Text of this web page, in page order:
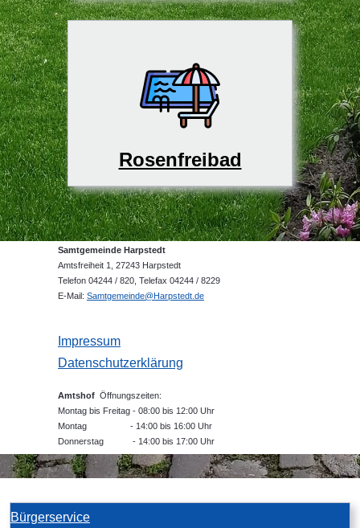
Rosenfreibad
Samtgemeinde Harpstedt
Amtsfreiheit 1, 27243 Harpstedt
Telefon 04244 / 820, Telefax 04244 / 8229
E-Mail: Samtgemeinde@Harpstedt.de
Impressum
Datenschutzerklärung
Amtshof Öffnungszeiten:
Montag bis Freitag - 08:00 bis 12:00 Uhr
Montag - 14:00 bis 16:00 Uhr
Donnerstag - 14:00 bis 17:00 Uhr
Bürgerservice